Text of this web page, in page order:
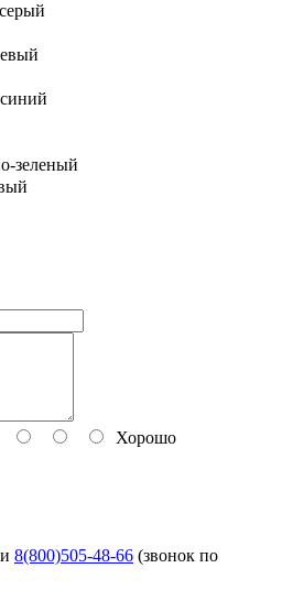
зеленый
Хорошо
8(800)505-48-66 (звонок по